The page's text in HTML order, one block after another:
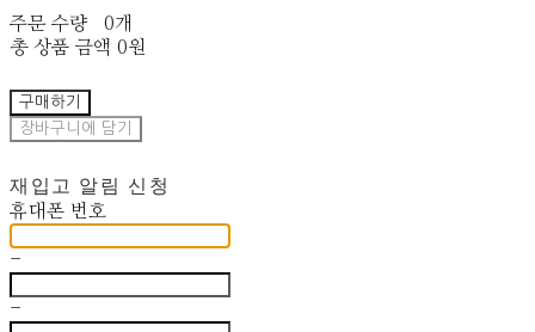
주문 수량
0개
총 상품 금액 0원
구매하기
장바구니에 담기
재입고 알림 신청
휴대폰 번호
-
-